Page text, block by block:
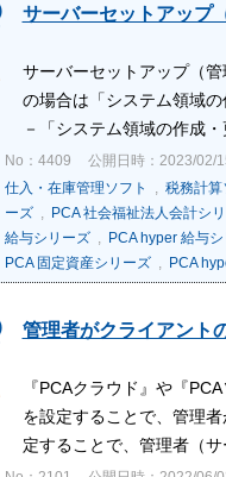
サーバーセットアップ
サーバーセットアップ（
の場合は「システム領域
－「システム領域の作成・
No：4409 公開日時：2023/02/
仕入・在庫管理ソフト
, 税務計算
ーズ, PCA 社会福祉法人会計シ
給与シリーズ, PCA hyper 給与
PCA 固定資産シリーズ, PCA
管理者がクライアント
『PCAクラウド』や『
を設定することで、管理
定することで、管理者（